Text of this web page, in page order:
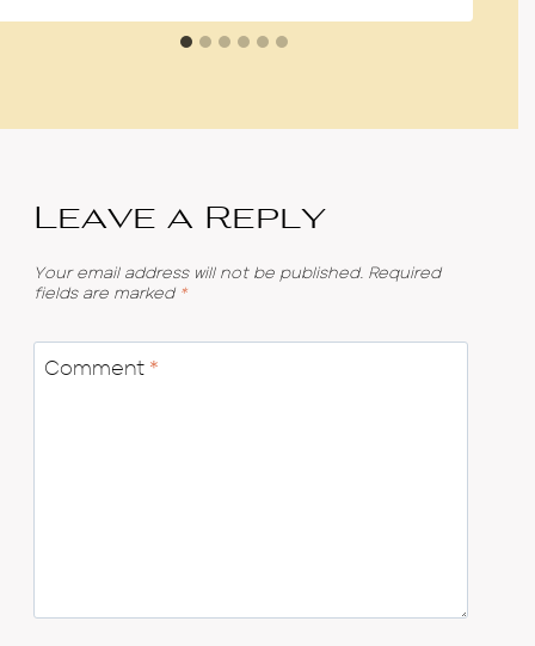
Leave a Reply
Your email address will not be published. Required
fields are marked *
Comment *